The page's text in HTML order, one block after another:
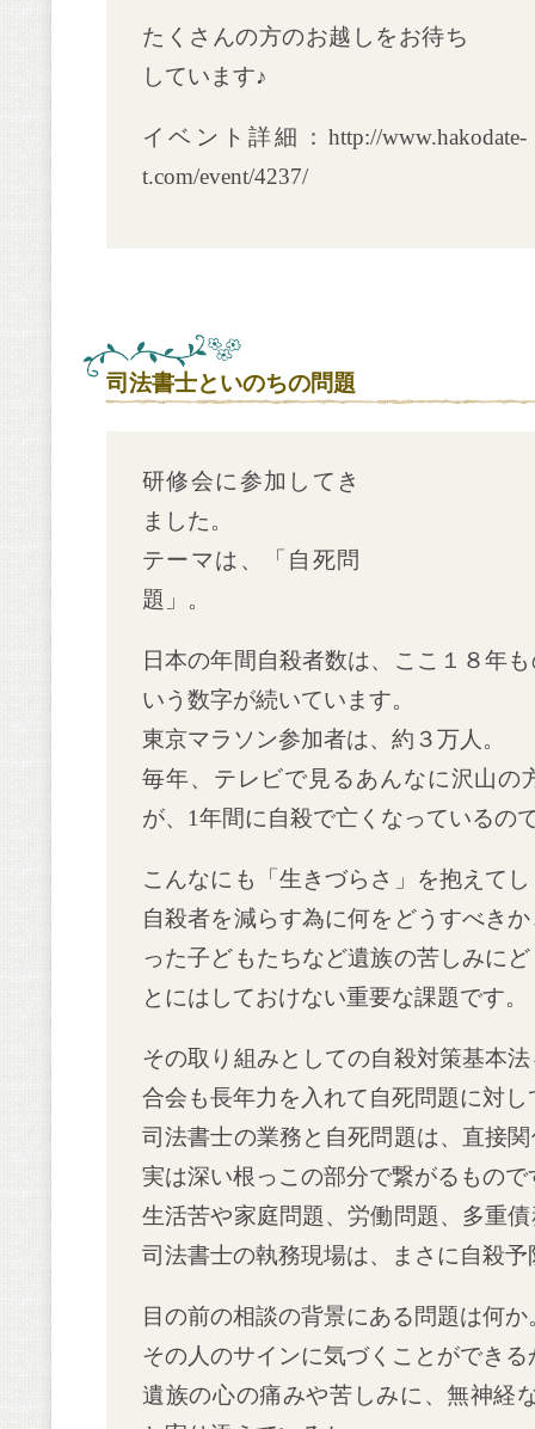
たくさんの方のお越しをお待ち
しています♪
イベント詳細：http://www.hakodate-
t.com/event/4237/
司法書士といのちの問題
研修会に参加してき
ました。
テーマは、「自死問
題」。
日本の年間自殺者数は、ここ１８年
いう数字が続いています。
東京マラソン参加者は、約３万人。
毎年、テレビで見るあんなに沢山の
が、1年間に自殺で亡くなっているの
こんなにも「生きづらさ」を抱えて
自殺者を減らす為に何をどうすべき
った子どもたちなど遺族の苦しみに
とにはしておけない重要な課題です。
その取り組みとしての自殺対策基本
合会も長年力を入れて自死問題に対
司法書士の業務と自死問題は、直接
実は深い根っこの部分で繋がるもので
生活苦や家庭問題、労働問題、多重
司法書士の執務現場は、まさに自殺
目の前の相談の背景にある問題は何か
その人のサインに気づくことができる
遺族の心の痛みや苦しみに、無神経